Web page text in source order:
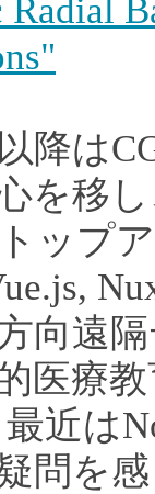
降は
を移
ップ
向遠
医療
近は
問を